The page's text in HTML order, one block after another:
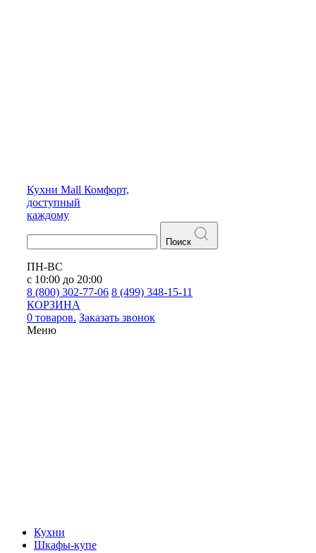
Кухни Mall Комфорт,
доступный
каждому
Поиск
ПН-ВС
с 10:00 до 20:00
8 (800) 302-77-06 8 (499) 348-15-11
КОРЗИНА
0 товаров. Заказать звонок
Меню
Кухни
Шкафы-купе